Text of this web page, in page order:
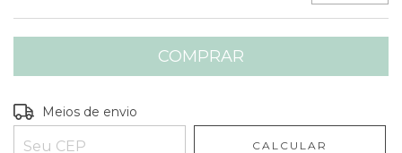
Entregas para o CEP:
Meios de envio
CALCULAR